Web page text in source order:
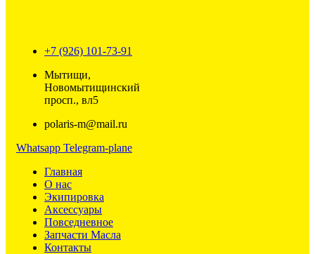
+7 (926) 101-73-91
Мытищи,
Новомытищинский
просп., вл5
polaris-m@mail.ru
Whatsapp Telegram-plane
Главная
О нас
Экипировка
Аксессуары
Повседневное
Запчасти Масла
Контакты